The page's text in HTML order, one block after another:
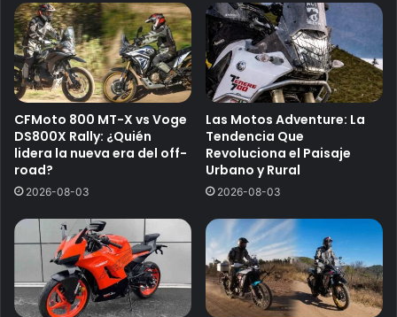
CFMoto 800 MT-X vs Voge
DS800X Rally: ¿Quién
lidera la nueva era del off-
road?
2026-08-03
Las Motos Adventure: La
Tendencia Que
Revoluciona el Paisaje
Urbano y Rural
2026-08-03